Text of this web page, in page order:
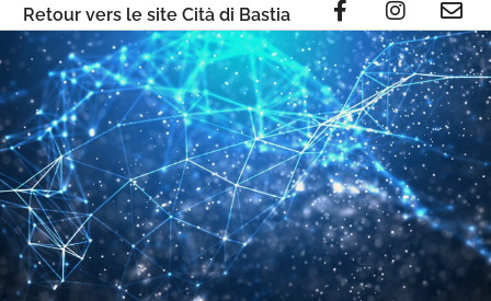
Retour vers le site Cità di Bastia